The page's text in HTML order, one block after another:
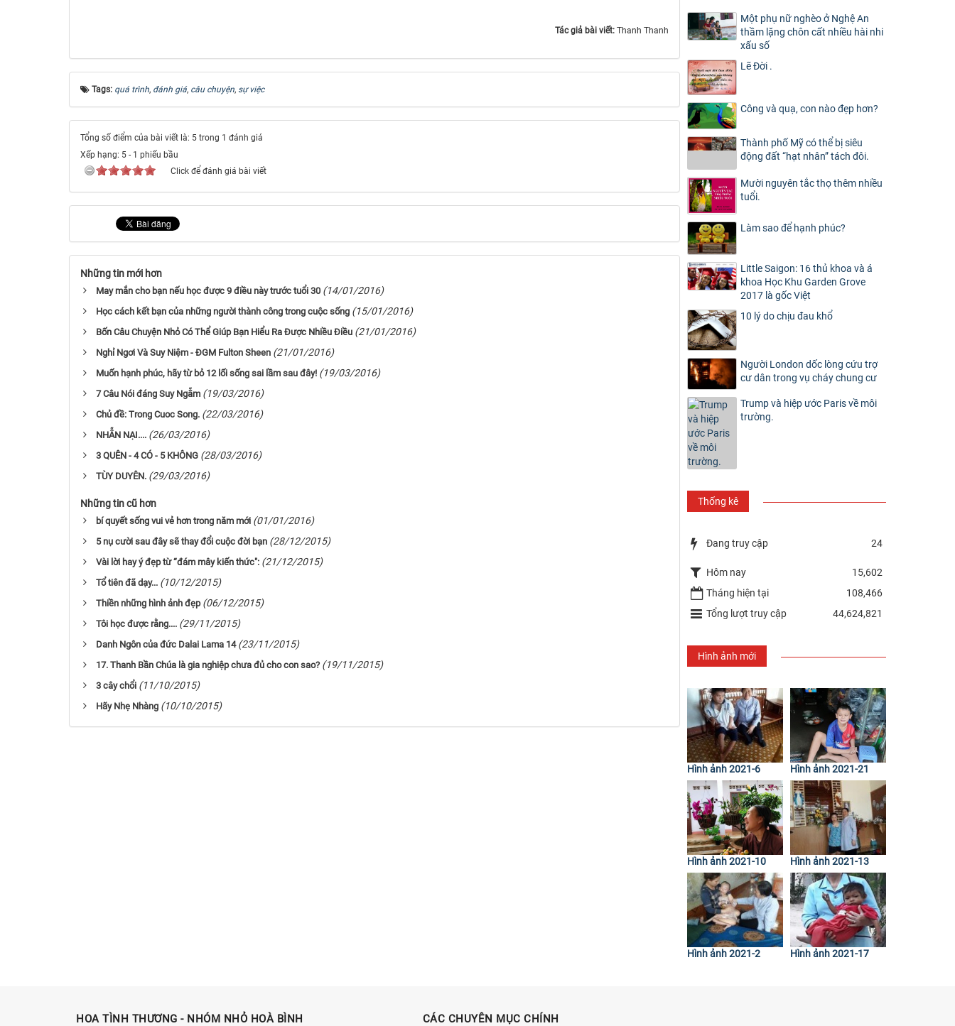
Tác giả bài viết: Thanh Thanh
Tags: quá trình, đánh giá, câu chuyện, sự việc
Tổng số điểm của bài viết là: 5 trong 1 đánh giá
Xếp hạng: 5 - 1 phiếu bầu
Click để đánh giá bài viết
Những tin mới hơn
May mắn cho bạn nếu học được 9 điều này trước tuổi 30 (14/01/2016)
Học cách kết bạn của những người thành công trong cuộc sống (15/01/2016)
Bốn Câu Chuyện Nhỏ Có Thể Giúp Bạn Hiểu Ra Được Nhiều Điều (21/01/2016)
Nghỉ Ngơi Và Suy Niệm - ĐGM Fulton Sheen (21/01/2016)
Muốn hạnh phúc, hãy từ bỏ 12 lối sống sai lầm sau đây! (19/03/2016)
7 Câu Nói đáng Suy Ngẫm (19/03/2016)
Chủ đề: Trong Cuoc Song. (22/03/2016)
NHẪN NẠI.... (26/03/2016)
3 QUÊN - 4 CÓ - 5 KHÔNG (28/03/2016)
TÙY DUYÊN. (29/03/2016)
Những tin cũ hơn
bí quyết sống vui vẻ hơn trong năm mới (01/01/2016)
5 nụ cười sau đây sẽ thay đổi cuộc đời bạn (28/12/2015)
Vài lời hay ý đẹp từ “đám mây kiến thức": (21/12/2015)
Tổ tiên đã dạy... (10/12/2015)
Thiền những hình ảnh đẹp (06/12/2015)
Tôi học được rằng.... (29/11/2015)
Danh Ngôn của đức Dalai Lama 14 (23/11/2015)
17. Thanh Bần Chúa là gia nghiệp chưa đủ cho con sao? (19/11/2015)
3 cây chổi (11/10/2015)
Hãy Nhẹ Nhàng (10/10/2015)
Một phụ nữ nghèo ở Nghệ An
thầm lặng chôn cất nhiều hài nhi
xấu số
Lẽ Đời .
Công và quạ, con nào đẹp hơn?
Thành phố Mỹ có thể bị siêu
động đất “hạt nhân” tách đôi.
Mười nguyên tắc thọ thêm nhiều
tuổi.
Làm sao để hạnh phúc?
Little Saigon: 16 thủ khoa và á
khoa Học Khu Garden Grove
2017 là gốc Việt
10 lý do chịu đau khổ
Người London dốc lòng cứu trợ
cư dân trong vụ cháy chung cư
Trump và hiệp ước Paris về môi
trường.
Thống kê
Đang truy cập 24
Hôm nay
15,602
Tháng hiện tại
108,466
Tổng lượt truy cập
44,624,821
Hình ảnh mới
Hình ảnh 2021-6 Hình ảnh 2021-21
Hình ảnh 2021-10 Hình ảnh 2021-13
Hình ảnh 2021-2 Hình ảnh 2021-17
HOA TÌNH THƯƠNG - NHÓM NHỎ HOÀ BÌNH CÁC CHUYÊN MỤC CHÍNH